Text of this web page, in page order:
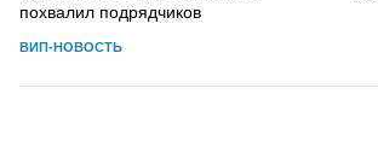
похвалил подрядчиков
ВИП-НОВОСТЬ